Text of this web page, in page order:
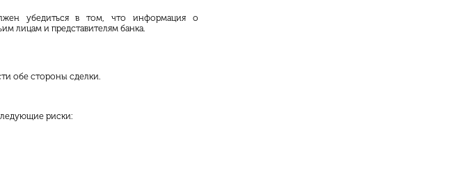
убедиться в том, что информация о
лицам и представителям банка.
обе стороны сделки.
риски: